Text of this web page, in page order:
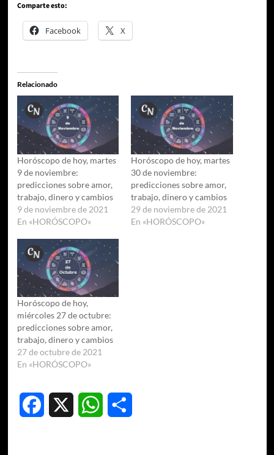
Comparte esto:
Facebook X
Relacionado
Horóscopo de hoy, martes
9 de noviembre:
predicciones sobre amor,
trabajo, dinero y cambios
9 de noviembre de 2021
En «HORÓSCOPO»
Horóscopo de hoy, martes
30 de noviembre:
predicciones sobre amor,
trabajo, dinero y cambios
29 de noviembre de 2021
En «HORÓSCOPO»
Horóscopo de hoy,
miércoles 27 de octubre:
predicciones sobre amor,
trabajo, dinero y cambios
27 de octubre de 2021
En «HORÓSCOPO»
Facebook WhatsApp